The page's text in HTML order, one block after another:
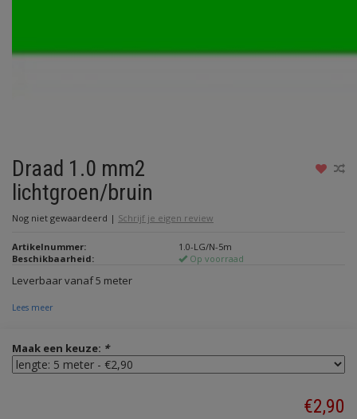
Draad 1.0 mm2
lichtgroen/bruin
Nog niet gewaardeerd | Schrijf je eigen review
Artikelnummer:
1.0-LG/N-5m
Beschikbaarheid:
Op voorraad
Leverbaar vanaf 5 meter
Lees meer
Maak een keuze: *
€2,90